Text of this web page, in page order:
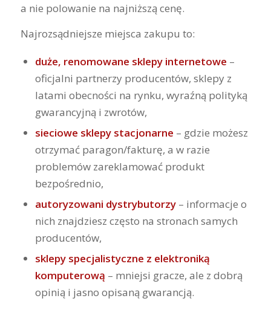
a nie polowanie na najniższą cenę.
Najrozsądniejsze miejsca zakupu to:
duże, renomowane sklepy internetowe –
oficjalni partnerzy producentów, sklepy z
latami obecności na rynku, wyraźną polityką
gwarancyjną i zwrotów,
sieciowe sklepy stacjonarne – gdzie możesz
otrzymać paragon/fakturę, a w razie
problemów zareklamować produkt
bezpośrednio,
autoryzowani dystrybutorzy– informacje o
nich znajdziesz często na stronach samych
producentów,
sklepy specjalistyczne z elektroniką
komputerową – mniejsi gracze, ale z dobrą
opinią i jasno opisaną gwarancją.